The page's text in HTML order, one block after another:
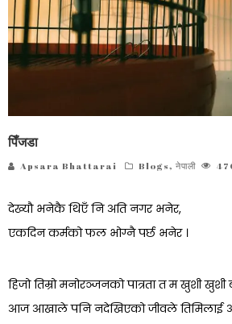
पिँजडा
Apsara Bhattarai Blogs, नेपाली
देख्यौ भनेकै थिएँ नि अति नगर भनेर,
एकदिन कर्मको फल भोग्नै पर्छ भनेर ।
हिजो तिम्रो मनोरञ्जनको पात्रता त म खुशी
आज आखाले पनि नदेखिएको जीवले तिमिलाई